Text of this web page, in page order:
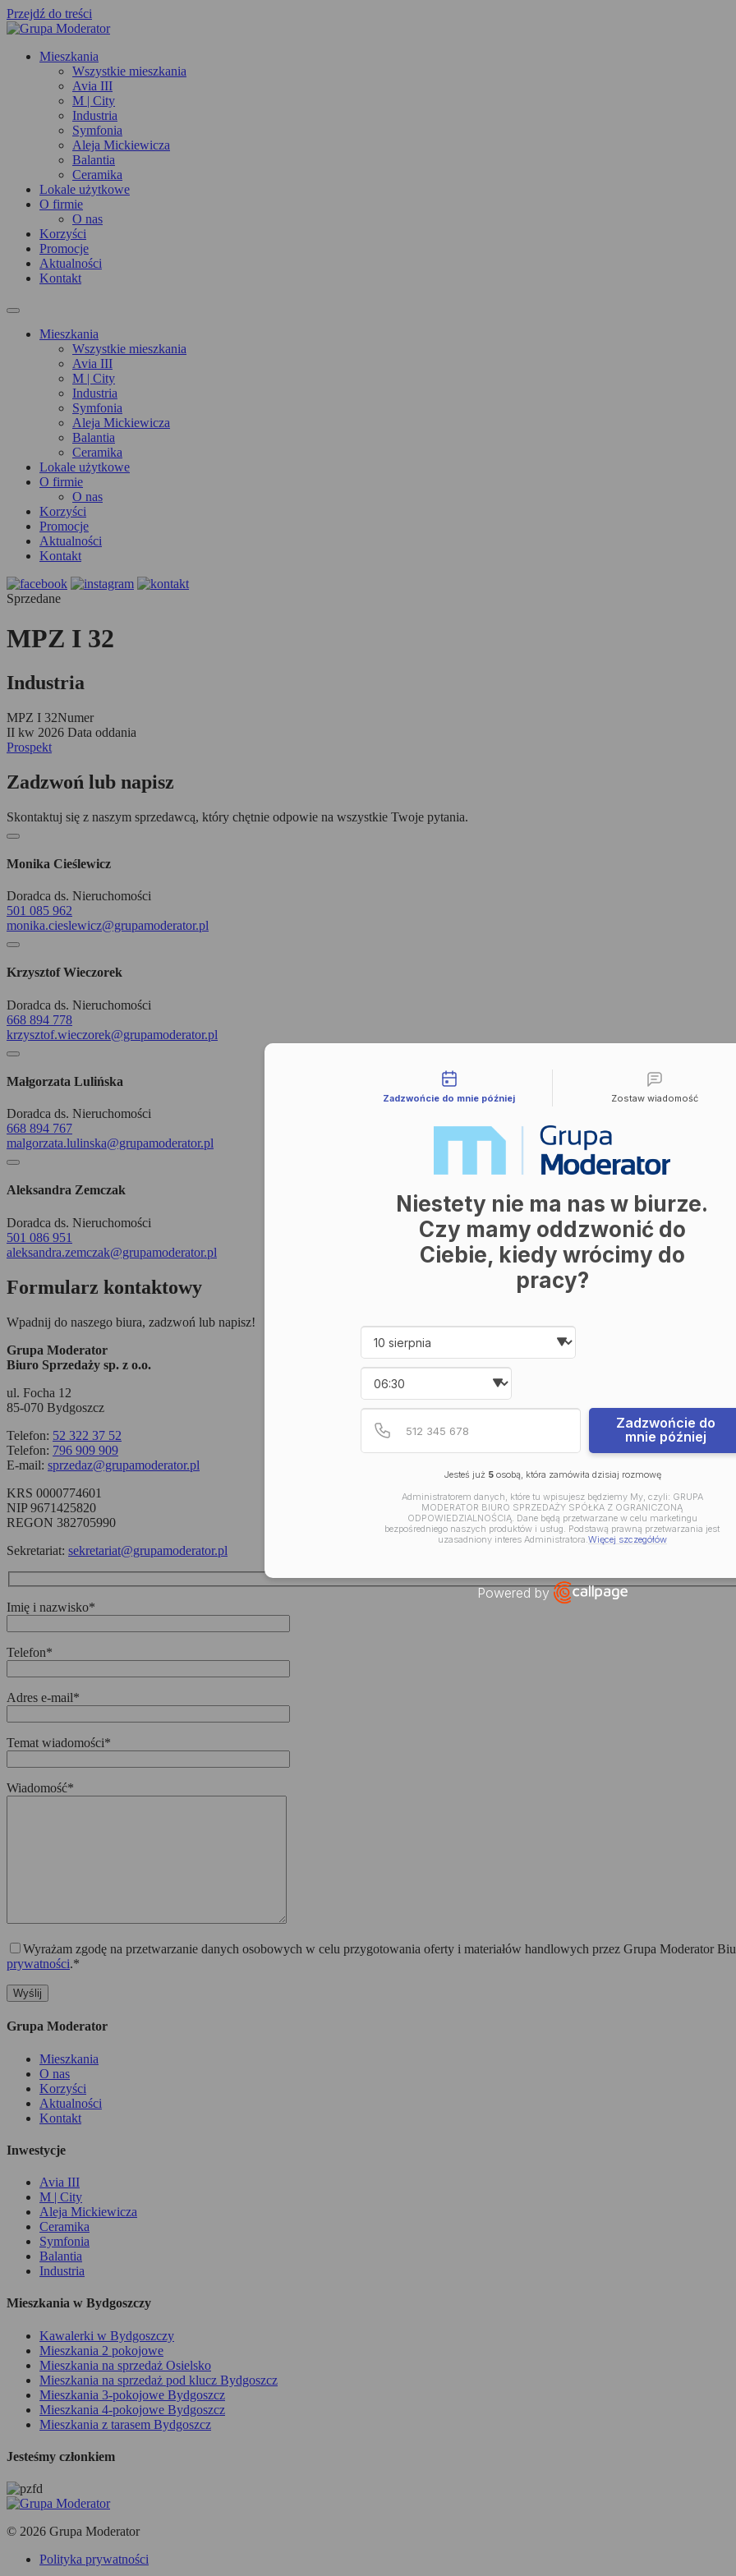
Przejdź do treści
Mieszkania
Wszystkie mieszkania
Avia III
M | City
Industria
Symfonia
Aleja Mickiewicza
Balantia
Ceramika
Lokale użytkowe
O firmie
O nas
Korzyści
Promocje
Aktualności
Kontakt
Mieszkania
Wszystkie mieszkania
Avia III
M | City
Industria
Symfonia
Aleja Mickiewicza
Balantia
Ceramika
Lokale użytkowe
O firmie
O nas
Korzyści
Promocje
Aktualności
Kontakt
Sprzedane
MPZ I 32
Industria
MPZ I 32Numer
II kw 2026 Data oddania
Prospekt
Zadzwoń lub napisz
Skontaktuj się z naszym sprzedawcą, który chętnie odpowie na wszystkie Twoje pytania.
Monika Cieślewicz
Doradca ds. Nieruchomości
501 085 962
monika.cieslewicz@grupamoderator.pl
Krzysztof Wieczorek
Doradca ds. Nieruchomości
668 894 778
krzysztof.wieczorek@grupamoderator.pl
Małgorzata Lulińska
Doradca ds. Nieruchomości
668 894 767
malgorzata.lulinska@grupamoderator.pl
Aleksandra Zemczak
Doradca ds. Nieruchomości
501 086 951
aleksandra.zemczak@grupamoderator.pl
Formularz kontaktowy
Wpadnij do naszego biura, zadzwoń lub napisz!
Grupa Moderator
Biuro Sprzedaży sp. z o.o.
ul. Focha 12
85-070 Bydgoszcz
Telefon: 52 322 37 52
Telefon: 796 909 909
E-mail: sprzedaz@grupamoderator.pl
KRS 0000774601
NIP 9671425820
REGON 382705990
Sekretariat: sekretariat@grupamoderator.pl
Imię i nazwisko*
Telefon*
Adres e-mail*
Temat wiadomości*
Wiadomość*
Wyrażam zgodę na przetwarzanie danych osobowych w celu przygotowania oferty i materiałów handlowych przez Grupa Moderator
prywatności.*
Grupa Moderator
Mieszkania
O nas
Korzyści
Aktualności
Kontakt
Inwestycje
Avia III
M | City
Aleja Mickiewicza
Ceramika
Symfonia
Balantia
Industria
Mieszkania w Bydgoszczy
Kawalerki w Bydgoszczy
Mieszkania 2 pokojowe
Mieszkania na sprzedaż Osielsko
Mieszkania na sprzedaż pod klucz Bydgoszcz
Mieszkania 3-pokojowe Bydgoszcz
Mieszkania 4-pokojowe Bydgoszcz
Mieszkania z tarasem Bydgoszcz
Jesteśmy członkiem
© 2026 Grupa Moderator
Polityka prywatności
Możliwości kontaktu
Zadzwońcie do mnie później Zostaw wiadomość
Niestety nie ma nas w biurze.
Czy mamy oddzwonić do
Ciebie, kiedy wrócimy do
pracy?
Date and time slection for
Wybierz datę
Numer telefonu
Podaj poprawny numer
Zadzwońcie do
mnie później
Jesteś już 5osobą, która zamówiła dzisiaj rozmowę
Administratorem danych, które tu wpisujesz będziemy My, czyli: GRUPA
MODERATOR BIURO SPRZEDAŻY SPÓŁKA Z OGRANICZONĄ
ODPOWIEDZIALNOŚCIĄ. Dane będą przetwarzane w celu marketingu
bezpośredniego naszych produktów i usług. Podstawą prawną przetwarzania jest
uzasadniony interes Administratora.Więcej szczegółów
Powered by